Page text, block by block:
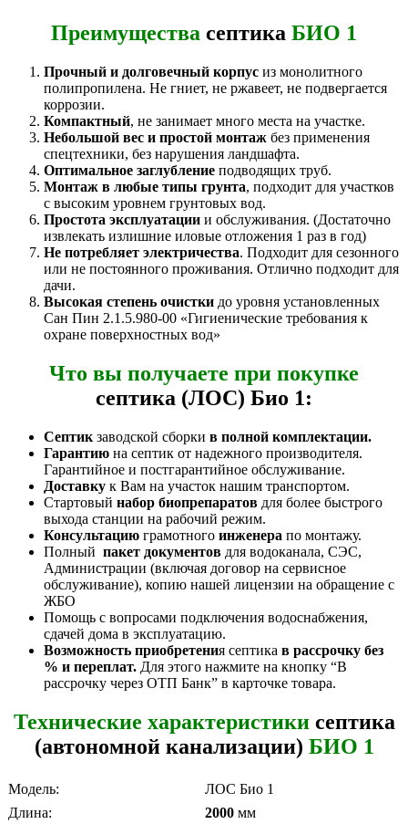
Преимущества септика БИО 1
Прочный и долговечный корпус из монолитного
полипропилена. Не гниет, не ржавеет, не подвергается
коррозии.
Компактный, не занимает много места на участке.
Небольшой вес и простой монтаж без применения
спецтехники, без нарушения ландшафта.
Оптимальное заглубление подводящих труб.
Монтаж в любые типы грунта, подходит для участков
с высоким уровнем грунтовых вод.
Простота эксплуатации и обслуживания. (Достаточно
извлекать излишние иловые отложения 1 раз в год)
Не потребляет электричества. Подходит для сезонного
или не постоянного проживания. Отлично подходит для
дачи.
Высокая степень очистки до уровня установленных
Сан Пин 2.1.5.980-00 «Гигиенические требования к
охране поверхностных вод»
Что вы получаете при покупке
септика (ЛОС) Био 1:
Септик заводской сборки в полной комплектации.
Гарантию на септик от надежного производителя.
Гарантийное и постгарантийное обслуживание.
Доставку к Вам на участок нашим транспортом.
Стартовый набор биопрепаратов для более быстрого
выхода станции на рабочий режим.
Консультацию грамотного инженера по монтажу.
Полный пакет документов для водоканала, СЭС,
Администрации (включая договор на сервисное
обслуживание), копию нашей лицензии на обращение с
ЖБО
Помощь с вопросами подключения водоснабжения,
сдачей дома в эксплуатацию.
Возможность приобретения септика в рассрочку без
% и переплат. Для этого нажмите на кнопку “В
рассрочку через ОТП Банк” в карточке товара.
Технические характеристикисептика
(автономной канализации) БИО 1
Модель:
ЛОС Био 1
Длина:
2000 мм